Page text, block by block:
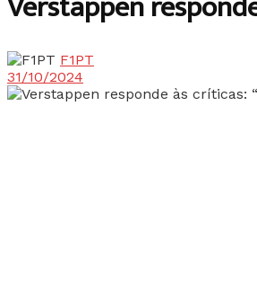
F1PT
31/10/2024